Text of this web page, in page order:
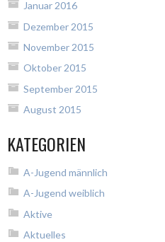
Januar 2016
Dezember 2015
November 2015
Oktober 2015
September 2015
August 2015
KATEGORIEN
A-Jugend männlich
A-Jugend weiblich
Aktive
Aktuelles